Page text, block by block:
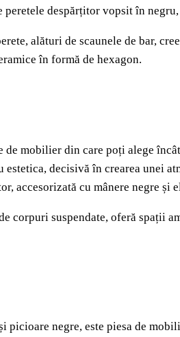
peretele despărțitor vopsit în
alături de scaunele de bar,
în formă de hexagon.
de mobilier din care poți alege
estetica, decisivă în crearea unei
accesorizată cu mânere negre și
corpuri suspendate, oferă spații
picioare negre, este piesa de